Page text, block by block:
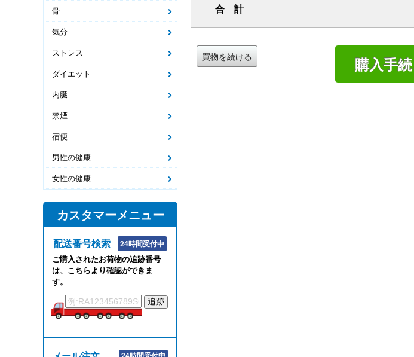
骨
気分
ストレス
ダイエット
内臓
禁煙
宿便
男性の健康
女性の健康
カスタマーメニュー
配送番号検索 24時間受付中
ご購入されたお荷物の追跡番号
は、こちらより確認ができま
す。
合 計
購入手
買物を続ける